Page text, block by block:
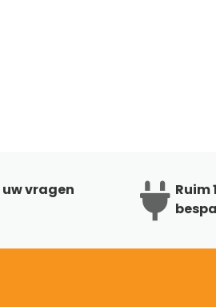
vragen
Ruim